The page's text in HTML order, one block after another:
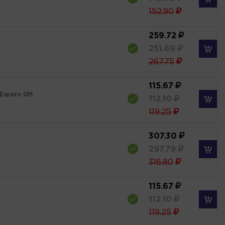
152.90
259.72
251.69
267.75
GM
115.67
112.10
119.25
307.30
297.79
316.80
115.67
112.10
119.25